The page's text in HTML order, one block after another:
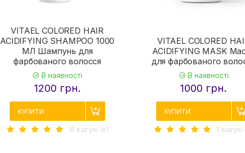
VITAEL COLORED HAIR
ACIDIFYING SHAMPOO 1000
МЛ Шампунь для
фарбованого волосся
В наявності
1200 грн.
КУПИТИ
14 вiдгук(-iв)
VITAEL COLORED
ACIDIFYING MASK
для фарбованого
В наявності
1000 грн.
КУПИТИ
7